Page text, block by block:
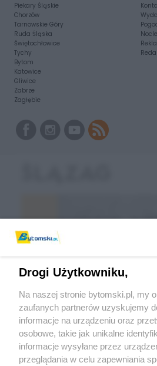
Piekary Śląskie
Chorzów
Tarnowskie Góry
Ruda Śląska
Świętochłowice
Tychy
Bytom
Katowice
Gliwice
Zabrze
Zagłębie
Wróć do
Drogi Użytkowniku,
Na naszej stronie bytomski.pl, my
zaufanych partnerów uzyskujemy
informacje na urządzeniu oraz
osobowe, takie jak unikalne
informacje wysyłane przez
przeglądania w celu zapewniania